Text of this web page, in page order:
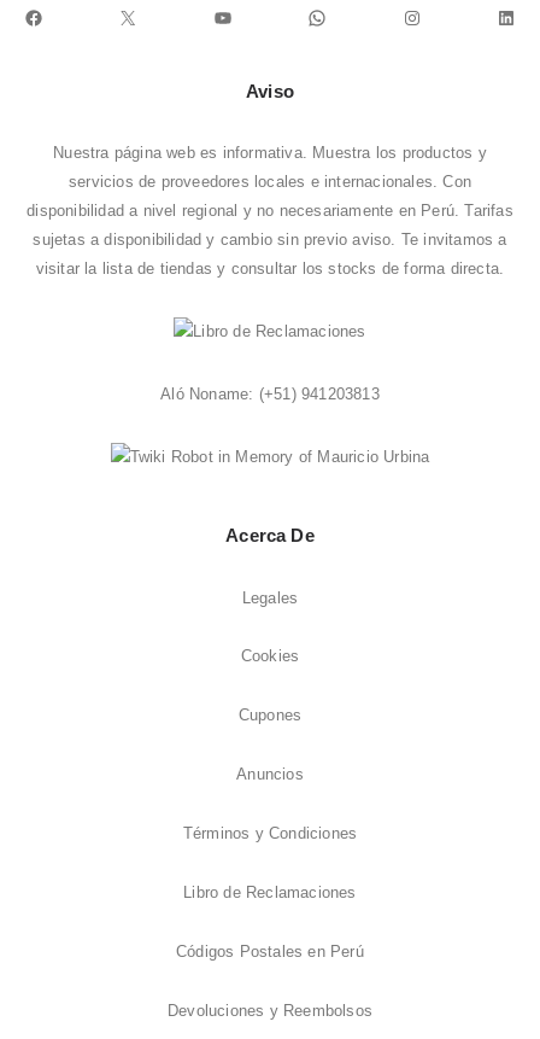
Facebook X YouTube WhatsApp Instagram
Aviso
Nuestra página web es informativa. Muestra los productos y
servicios de proveedores locales e internacionales. Con
disponibilidad a nivel regional y no necesariamente en Perú. Tarifas
sujetas a disponibilidad y cambio sin previo aviso. Te invitamos a
visitar la lista de tiendas y consultar los stocks de forma directa.
Aló Noname: (+51) 941203813
Acerca De
Legales
Cookies
Cupones
Anuncios
Términos y Condiciones
Libro de Reclamaciones
Códigos Postales en Perú
Devoluciones y Reembolsos